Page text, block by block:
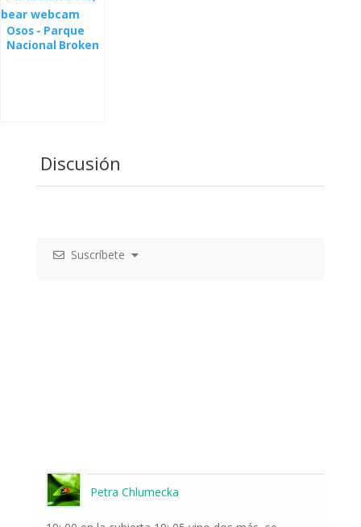
Osos - Parque
Nacional Broken
Discusión
Suscríbete
Petra Chlumecka